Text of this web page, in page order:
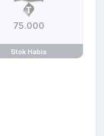
75.000
Stok Habis